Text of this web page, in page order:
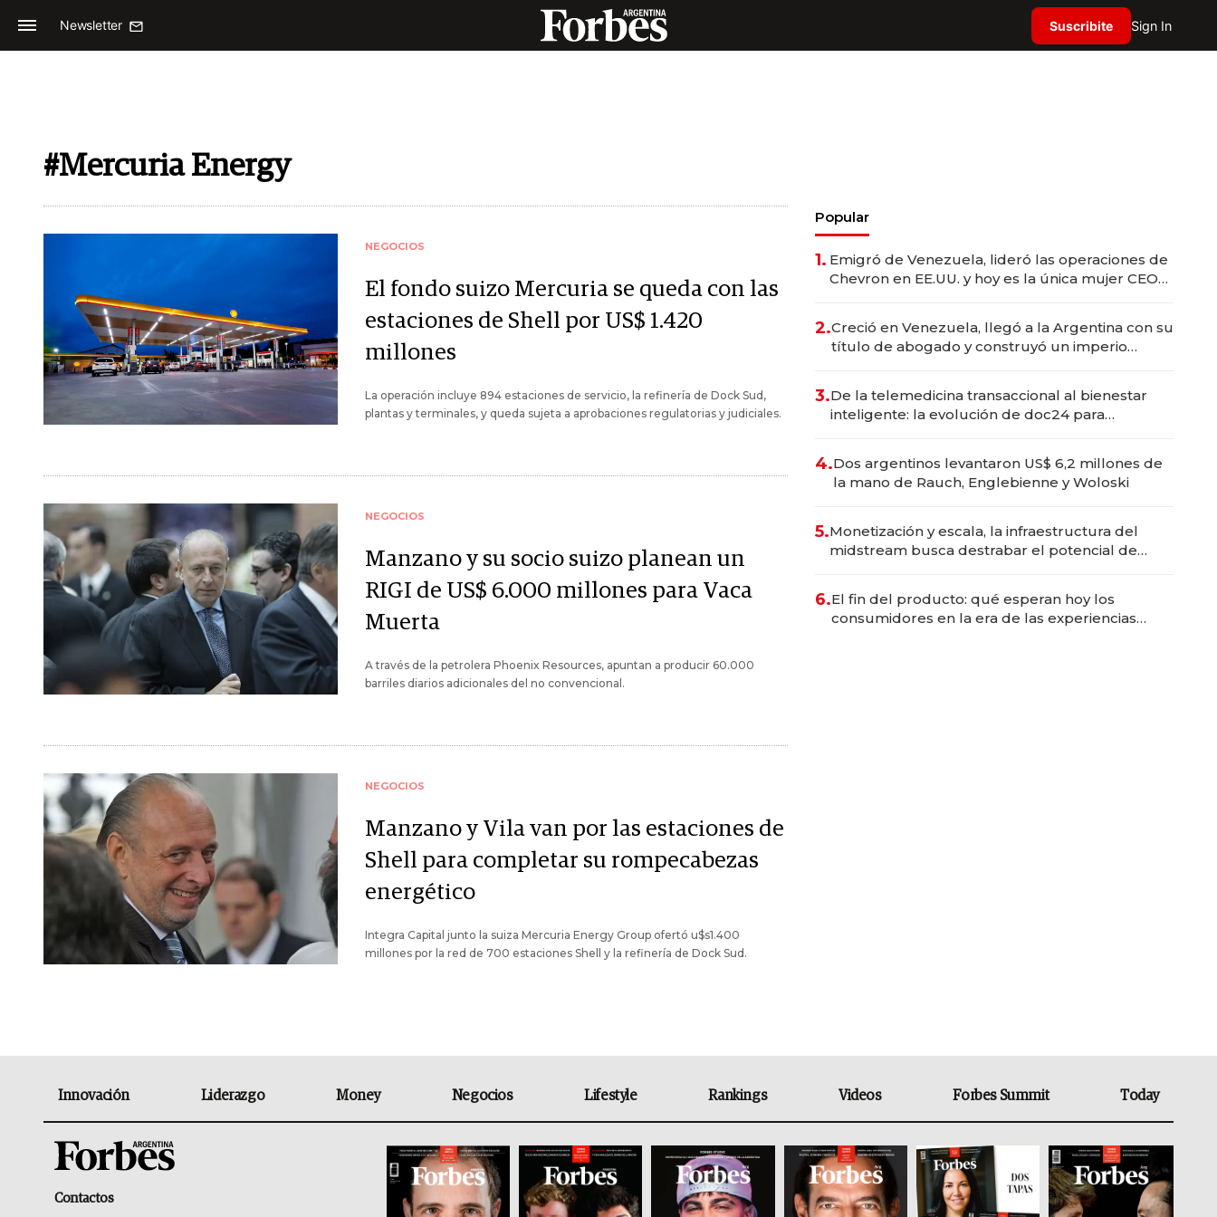
Newsletter Suscribite Sign In
#Mercuria Energy
NEGOCIOS
El fondo suizo Mercuria se queda con las
estaciones de Shell por US$ 1.420
millones
La operación incluye 894 estaciones de servicio, la refinería de Dock Sud,
plantas y terminales, y queda sujeta a aprobaciones regulatorias y judiciales.
NEGOCIOS
Manzano y su socio suizo planean un
RIGI de US$ 6.000 millones para Vaca
Muerta
A través de la petrolera Phoenix Resources, apuntan a producir 60.000
barriles diarios adicionales del no convencional.
NEGOCIOS
Manzano y Vila van por las estaciones de
Shell para completar su rompecabezas
energético
Integra Capital junto la suiza Mercuria Energy Group ofertó u$s1.400
millones por la red de 700 estaciones Shell y la refinería de Dock Sud.
Popular
1. Emigró de Venezuela, lideró las operaciones de
Chevron en EE.UU. y hoy es la única mujer CEO
2.Creció en Venezuela, llegó a la Argentina con su
título de abogado y construyó un imperio
3.De la telemedicina transaccional al bienestar
inteligente: la evolución de doc24 para
4.Dos argentinos levantaron US$ 6,2 millones de
la mano de Rauch, Englebienne y Woloski
5.Monetización y escala, la infraestructura del
midstream busca destrabar el potencial de
6.El fin del producto: qué esperan hoy los
consumidores en la era de las experiencias
Innovación Liderazgo Money Negocios Lifestyle Rankings Videos Forbes Summit Today
Contactos